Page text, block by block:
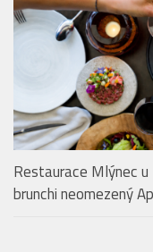
Restaurace Mlýnec
brunchi neomezený